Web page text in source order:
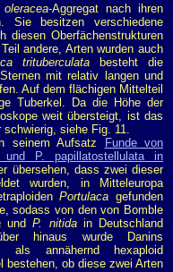
-Aggregat nach ihren
Sie besitzen verschiedene
diesen Oberfächenstrukturen
andere, Arten wurden auch
trituberculatabesteht die
mit relativ langen und
Auf dem flächigen Mittelteil
Tuberkel. Da die Höhe der
weit übersteigt, ist das
siehe Fig. 11.
seinem Aufsatz
Funde von
und P. papillatostellulata in
übersehen, dass zwei dieser
wurden, in Mitteleuropa
Portulaca gefunden
sodass von den von Bomble
undP. nitidain Deutschland
hinaus wurde Danins
als annähernd hexaploid
bestehen, ob diese zwei Arten